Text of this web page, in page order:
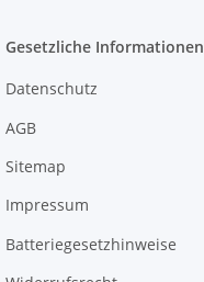
Gesetzliche Informationen
Datenschutz
AGB
Sitemap
Impressum
Batteriegesetzhinweise